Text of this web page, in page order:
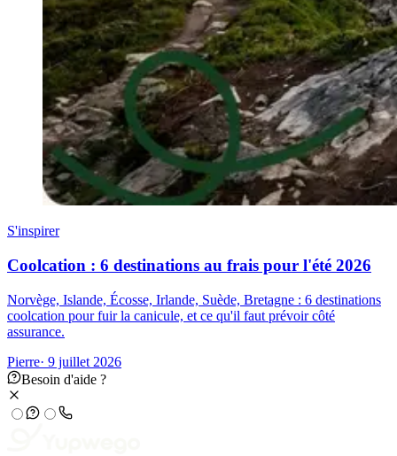
S'inspirer
Coolcation : 6 destinations au frais pour l'été 2026
Norvège, Islande, Écosse, Irlande, Suède, Bretagne : 6 destinations
coolcation pour fuir la canicule, et ce qu'il faut prévoir côté
assurance.
Pierre· 9 juillet 2026
Besoin d'aide ?